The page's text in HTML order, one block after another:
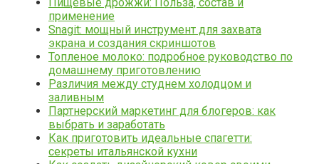
применение
Snagit: мощный инструмент для захвата
экрана и создания скриншотов
Топленое молоко: подробное руководство по
домашнему приготовлению
Различия между студнем холодцом и
заливным
Партнерский маркетинг для блогеров: как
выбрать и заработать
Как приготовить идеальные спагетти:
секреты итальянской кухни